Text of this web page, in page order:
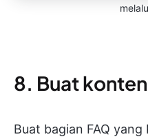
8. Buat
Buat bagian FAQ